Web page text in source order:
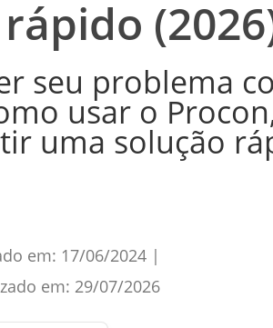
seu problema
usar o
uma solução
em: 17/06/2024 |
em: 29/07/2026